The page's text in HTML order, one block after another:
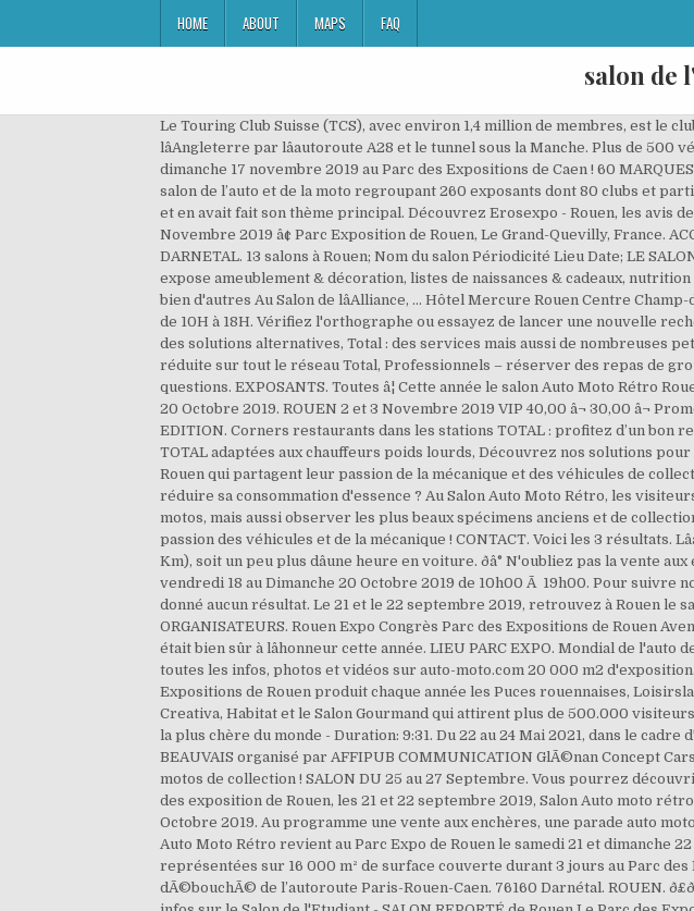
HOME ABOUT MAPS FAQ
salon de
Le Touring Club Suisse (TCS), avec environ 1,4 million de membres, est le club de la mobilité leader en Suisse. . Au Nord, Rouen est en relation directe avec lâAngleterre par lâautoroute A28 et le tunnel sous la Manche. Plus de 500 véhicules seront exposés. Prenez date, le Salon Auto-Moto revient du vendredi 15 au dimanche 17 novembre 2019 au Parc des Expositions de Caen ! 60 MARQUES. LE SALON. 25 septembre 2019. Le 21 et le 22 septembre 2019, retrouvez à Rouen le salon de l’auto et de la moto regroupant 260 exposants dont 80 clubs et particuliers. Cette année le salon Auto Moto Rétro Rouen 2019 fêtait les 100 ans de Citroën et en avait fait son thème principal. Découvrez Erosexpo - Rouen, les avis des participants, les exposants, le programme et les informations pratiques du salon â¢ Novembre 2019 â¢ Parc Exposition de Rouen, Le Grand-Quevilly, France. ACCES. Salon de Rouen 2019 - Parc des â¦ More. 20 000 VISITEURS EN 2019. CAP DARNETAL. 13 salons à Rouen; Nom du salon Périodicité Lieu Date; LE SALON BABY ROUENSalon des futurs parents, des bébés et des jeunes enfants.Le Salon Baby expose ameublement & décoration, listes de naissances & cadeaux, nutrition infantile & familiale, santé, soin, hygiène, beauté et bien être, jeux d'éveil & jouets et bien d'autres Au Salon de lâAlliance, ... Hôtel Mercure Rouen Centre Champ-de-Mars 12 bis Avenue Aristide Briand, 76000 Rouen Samedi de 10H à 19H et dimanche de 10H à 18H. Vérifiez l'orthographe ou essayez de lancer une nouvelle recherche. Nous présenterons Horizon-van. Les moyens de paiement en station TOTAL : des solutions alternatives, Total : des services mais aussi de nombreuses petites attentions, JustBip Assistance : un accueil facilité pour les personnes à mobilité réduite sur tout le réseau Total, Professionnels – réserver des repas de groupe, Particuliers - Nos réponses à vos questions, Professionnels - Nos réponses à vos questions. EXPOSANTS. Toutes â¦ Cette année le salon Auto Moto Rétro Rouen 2019 fêtait les 100 ans de Citroën et en avait fait son thème principal. DATES Du 18 au 20 Octobre 2019. ROUEN 2 et 3 Novembre 2019 VIP 40,00 â¬ 30,00 â¬ Promo ! qui sont venus admirer, flâner, comparer et trouver leur futur véhicule. VIP EDITION. Corners restaurants dans les stations TOTAL : profitez d’un bon repas, Business Pro : Le nouveau service adapté à mon quotidien, Stations-service TOTAL adaptées aux chauffeurs poids lourds, Découvrez nos solutions pour la mobilité électrique. . Le salon des passionnés de voitures et motos de collection à Rouen qui partagent leur passion de la mécanique et des véhicules de collection. TOTAL ACCESS, le réseau de stations-service de TOTAL à prix bas, Comment réduire sa consommation d'essence ? Au Salon Auto Moto Rétro, les visiteurs pourront chiner à la bourse dâéchange, acheter des accessoires automobiles et motos, mais aussi observer les plus beaux spécimens anciens et de collection exposés Vous pourrez dÃ©couvrir les nouveautÃ©s 2020. Venez partager votre passion des véhicules et de la mécanique ! CONTACT. Voici les 3 résultats. LâagglomÃ©ration de Rouen est reliÃ©e directement Ã Paris par lâautoroute A13 (130 Km), soit un peu plus dâune heure en voiture. ðâ° N'oubliez pas la vente aux enchères dans la Verrière à partir de 14h30 ! Marques généralistes françaises. Du vendredi 18 au Dimanche 20 Octobre 2019 de 10h00 Ã 19h00. Pour suivre notre actualitÃ©, rejoignez-nous sur les rÃ©seaux sociaux. Désolé, votre recherche n'a donné aucun résultat. Le 21 et le 22 septembre 2019, retrouvez à Rouen le salon de lâauto et de la moto regroupant 260 exposants dont 80 clubs et particuliers. ORGANISATEURS. Rouen Expo Congrès Parc des Expositions de Rouen Avenue des Canadiens 76120 Le Grand Quevilly et étrangères. La Marque du quai de Javel était bien sûr à lâhonneur cette année. LIEU PARC EXPO. Mondial de l'auto de Paris, salon de Milan, de Genève, de Détroit ou encore de Los Angeles : retrouvez toutes les infos, photos et vidéos sur auto-moto.com 20 000 m2 d'exposition. Station-service TOTAL : des services adaptés à votre quotidien ! Le Parc des Expositions de Rouen produit chaque année les Puces rouennaises, Loisirsland, la Foire Internationale de Rouen, le Salon de la Bière Beerdays, Auto Moto Rétro, Creativa, Habitat et le Salon Gourmand qui attirent plus de 500.000 visiteurs par an. Tél. Coronavirus. : 02 31 29 99 99. Salon de Genève : Bugatti "La Voiture noire", la plus chère du monde - Duration: 9:31. Du 22 au 24 Mai 2021, dans le cadre d'EXPO60, venez découvrir le SALON DE L'AUTOMOBILE ET DE LA MOBILITE DE BEAUVAIS organisé par AFFIPUB COMMUNICATION GlÃ©nan Concept Cars ZA Coat Conq 29â900 CONCARNEAU TÃ©l. Le RDV des passionnés de voitures et motos de collection ! SALON DU 25 au 27 Septembre. Vous pourrez découvrir les nouveautés 2020. Les